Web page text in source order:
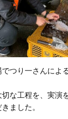
つり一さんによ
な工程を、実演
ました。